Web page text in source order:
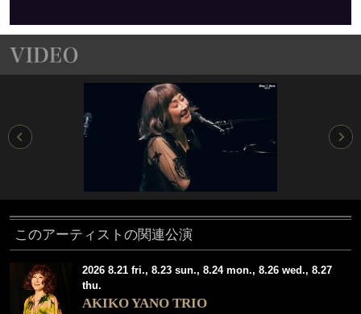
このアーティストの関連公演
2026 8.21 fri., 8.23 sun., 8.24 mon., 8.26 wed., 8.27
thu.
AKIKO YANO TRIO